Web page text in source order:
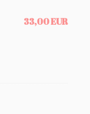
33,00 EUR